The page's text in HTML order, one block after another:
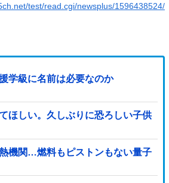
test/read.cgi/newsplus/1596438524/
学級に名前は必要なのか
ほしい。久しぶりに恐ろしい子供
機関…燃料もピストンもない量子